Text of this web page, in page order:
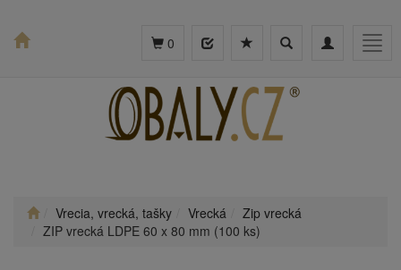
Toggle
Toggle
0
Vrecia, vrecká, tašky Vrecká
Zip vrecká
ZIP vrecká LDPE 60 x 80 mm (100 ks)